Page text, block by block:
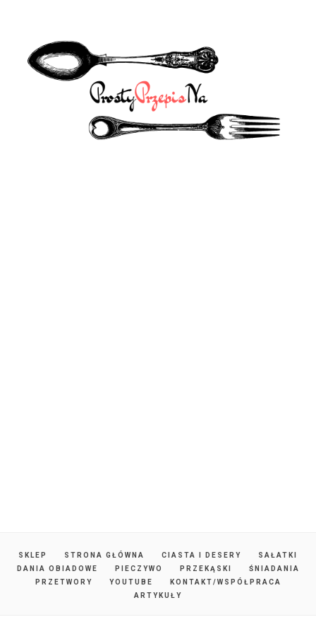
SKLEP STRONA GŁÓWNA CIASTA I DESERY
SAŁATKI
DANIA OBIADOWE
PIECZYWO PRZEKĄSKI
ŚNIADANIA
PRZETWORY
YOUTUBE
KONTAKT/WSPÓŁPRACA
ARTYKUŁY